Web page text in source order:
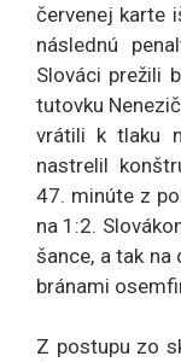
červenej karte
následnú
Slováci prežili
tutovku
vrátili k tlaku
nastrelil
47. minúte z
na 1:2.
šance, a tak
bránami
Z postupu zo